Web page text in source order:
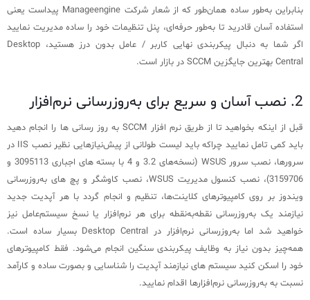
بنابراین به‌طور ساده همان‌طور که از شعار شرکت Manageengine پیداست یعنی
استفاده آسان قادرید تا به‌طور حرفه‌ای، پنل تنظیمات خود را ساده مدیریت نمایید
اگر شما به دنبال پیکربندی نهایی کاربر / عامل بدون درز هستید، Desktop
Central بهترین جایگزین SCCM در بازار است.
2. نصب آسان و سریع‌ برای به‌روزرسانی نرم‌افزار
قبل از اینکه بخواهید تا از طریق نرم افزار SCCM به روز رسانی ها را انجام دهید
باید کمی تامل نمایید چراکه باید لیست طولانی از پیش‌نیازهایی نظیر نصب IIS در
سرورها، نصب سرور WSUS (نسخه‌های 3.2 و 4 با بسته های اجباری 3095113 و
3159706)، نصب کنسول مدیریت WSUS، نصب کاوشگر و پچ های به‌روزرسانی
ویندوز بر روی کامپیوترهای کلاینت‌ها، تنظیم و انجام گردد با هر آپدیت جدید
نیازمند یک به‌روزرسانی نقطه‌به‌نقطه برای هر نرم‌افزار یا نسخ سیستم‌عامل نیز
خواهید شد اما به‌روزرسانی نرم‌افزار در Desktop Central بسیار ساده است.
همه‌چیز بدون نیاز به وظایف پیکربندی سنگین انجام می‌شود. فقط کامپیوترهای
خود را اسکن کنید سیستم های نیازمند آپدیت را شناسایی و بصورت ساده و کارآمد
نسبت به به‌روزرسانی نرم‌افزارها اقدام نمایید.